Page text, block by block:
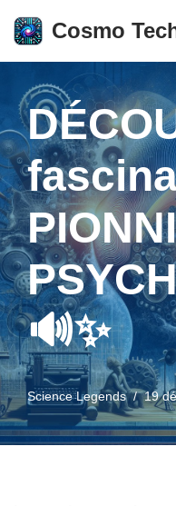
Aller
contenu
Cosmo
🔊✨
Science Legends 19